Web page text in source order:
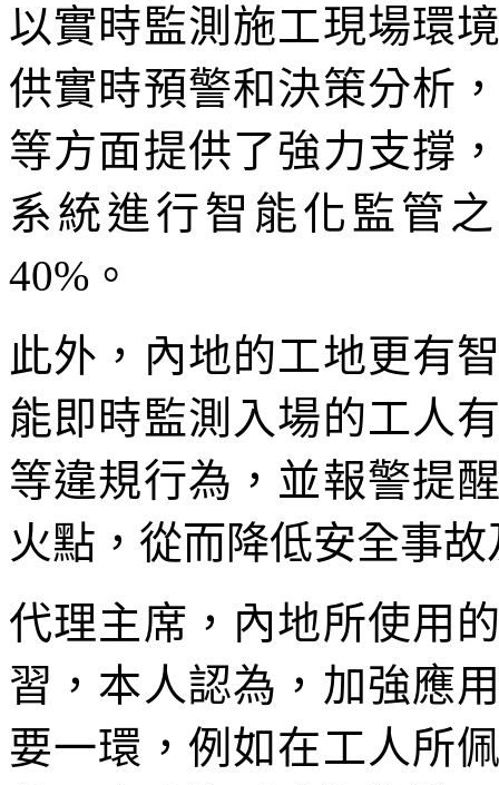
以實時監測施工現場環
供實時預警和決策分析
等方面提供了強力支撐
系統進行智能化監管
40%。
此外，內地的工地更有
能即時監測入場的工人
等違規行為，並報警提
火點，從而降低安全事
代理主席，內地所使用
習，本人認為，加強應
要一環，例如在工人所